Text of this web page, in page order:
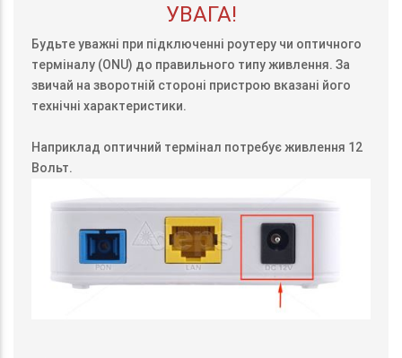
УВАГА!
Будьте уважні при підключенні роутеру чи оптичного
терміналу (ONU) до правильного типу живлення. За
звичай на зворотній стороні пристрою вказані його
технічні характеристики.
Наприклад оптичний термінал потребує живлення 12
Вольт.